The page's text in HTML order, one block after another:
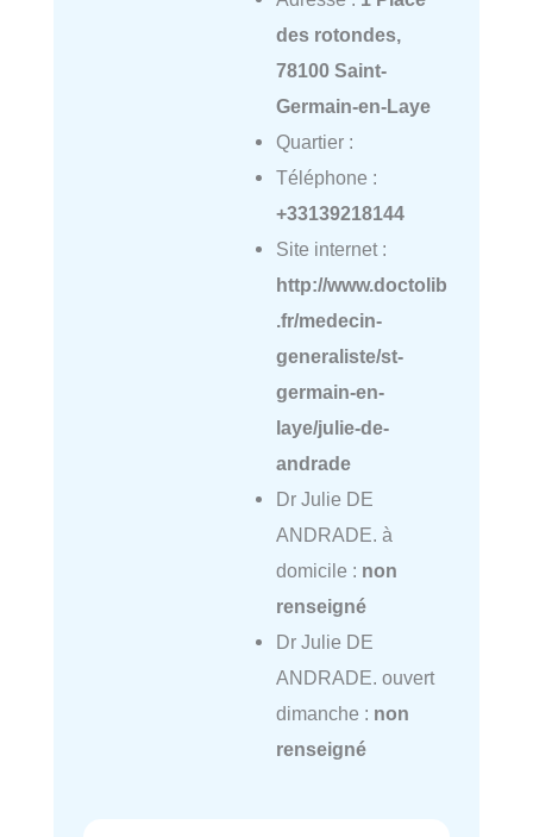
des rotondes,
78100 Saint-
Germain-en-Laye
Quartier :
Téléphone :
+33139218144
Site internet :
http://www.doctolib
.fr/medecin-
generaliste/st-
germain-en-
laye/julie-de-
andrade
Dr Julie DE
ANDRADE. à
domicile : non
renseigné
Dr Julie DE
ANDRADE. ouvert
dimanche : non
renseigné